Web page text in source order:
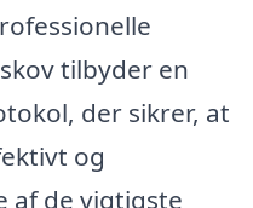
tilbyder en
der sikrer, at
og
af de vigtigste